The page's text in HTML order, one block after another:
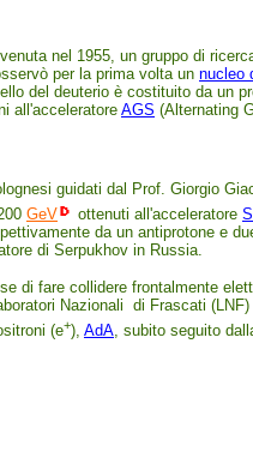
nel 1955, un gruppo di
per la prima volta un nucleo
del deuterio è costituito da un
all'acceleratore AGS (Alternating
guidati dal Prof. Giorgio
GeV ottenuti all'acceleratore
da un antiprotone e
di Serpukhov in Russia.
di fare collidere frontalmente
Nazionali di Frascati
(e+), AdA , subito seguito